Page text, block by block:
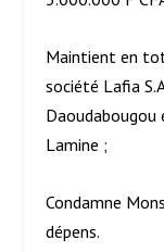
Maintient en
société Lafia
Lamine ;
Condamne
dépens.